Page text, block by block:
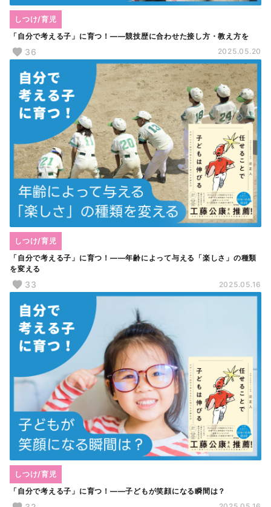
「自分で考える子」に育つ！――競技歴に合わせた接し方・教え方を
しつけ/育児
36 2025.05.20
「自分で考える子」に育つ！――年齢によって与える「楽しさ」の種類
を変える
しつけ/育児
33 2025.05.16
「自分で考える子」に育つ！――子どもが笑顔になる瞬間は？
しつけ/育児